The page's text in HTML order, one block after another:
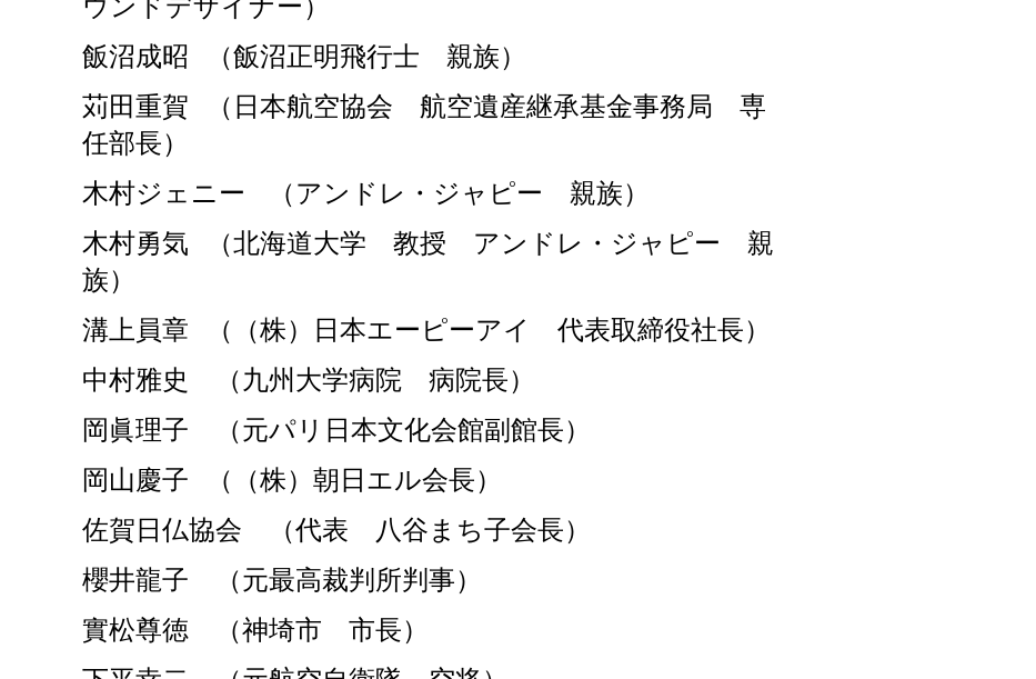
ウンドデザイナー）
飯沼成昭
（飯沼正明飛行士 親族）
苅田重賀
（日本航空協会 航空遺産継承基金事務局 専
任部長）
木村ジェニー
（アンドレ・ジャピー 親族）
木村勇気
（北海道大学 教授 アンドレ・ジャピー 親
族）
溝上員章
（（株）日本エーピーアイ 代表取締役社長）
中村雅史 （九州大学病院 病院長）
岡眞理子 （元パリ日本文化会館副館長）
岡山慶子
（（株）朝日エル会長）
佐賀日仏協会 （代表 八谷まち子会長）
櫻井龍子 （元最高裁判所判事）
實松尊徳 （神埼市 市長）